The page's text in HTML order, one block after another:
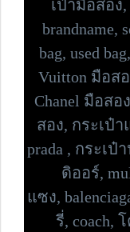
เป๋ามือสอง
brandname,
bag, used
Vuitton มือส
Chanel มือสอ
สอง, กระเป๋
prada , กระเป๋
ดิออร์,
แซง,
รี่, coach,